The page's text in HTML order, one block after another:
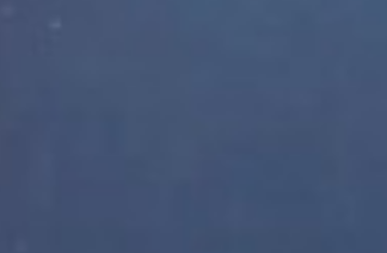
Dokuyu Korumak
Gerçekten Hazır Mıyız?
onkhaber.com ile Yerel Haberciliğin Gücü